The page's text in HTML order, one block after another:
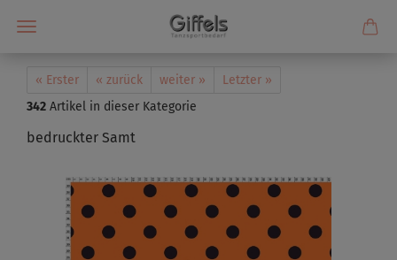
« Erster « zurück weiter »
Letzter »
342 Artikel in dieser Kategorie
bedruckter Samt